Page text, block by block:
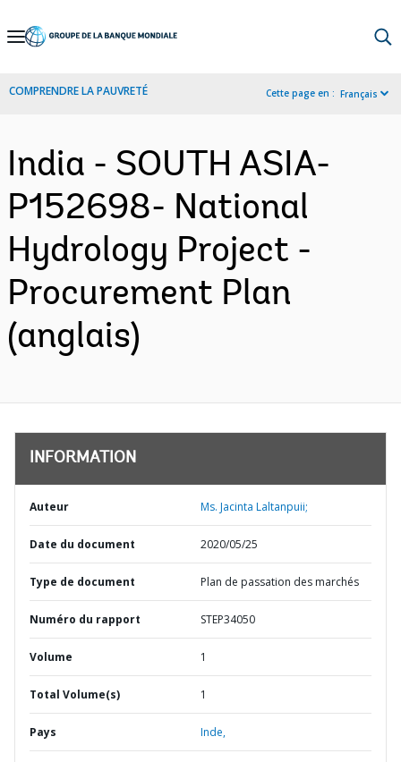
Skip
Navigation
COMPRENDRE LA PAUVRETÉ Cette page en : Français
India - SOUTH ASIA-
P152698- National
Hydrology Project -
Procurement Plan
(anglais)
INFORMATION
Auteur Ms. Jacinta Laltanpuii;
Date du document 2020/05/25
Type de document Plan de passation des marchés
Numéro du rapport STEP34050
Volume 1
Total Volume(s) 1
Pays Inde,